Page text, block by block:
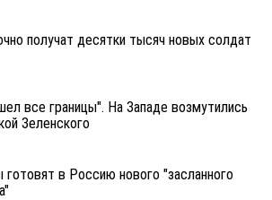
получат десятки тысяч новых солдат
все границы". На Западе возмутились
Зеленского
в Россию нового "засланного